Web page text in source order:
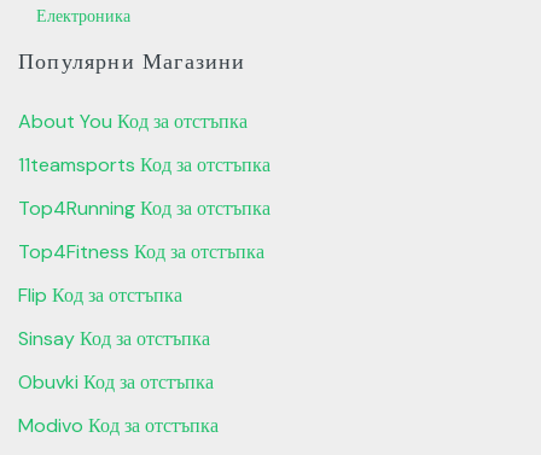
Електроника
Популярни Магазини
About You Код за отстъпка
11teamsports Код за отстъпка
Top4Running Код за отстъпка
Top4Fitness Код за отстъпка
Flip Код за отстъпка
Sinsay Код за отстъпка
Obuvki Код за отстъпка
Modivo Код за отстъпка